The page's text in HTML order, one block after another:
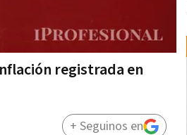
registrada en
+ Seguinos en